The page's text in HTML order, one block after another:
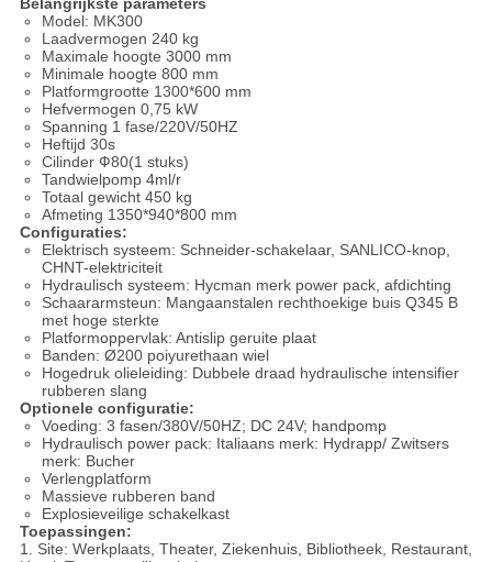
Belangrijkste parameters
Model: MK300
Laadvermogen 240 kg
Maximale hoogte 3000 mm
Minimale hoogte 800 mm
Platformgrootte 1300*600 mm
Hefvermogen 0,75 kW
Spanning 1 fase/220V/50HZ
Heftijd 30s
Cilinder Ф80(1 stuks)
Tandwielpomp 4ml/r
Totaal gewicht 450 kg
Afmeting 1350*940*800 mm
Configuraties:
Elektrisch systeem: Schneider-schakelaar, SANLICO-knop,
CHNT-elektriciteit
Hydraulisch systeem: Hycman merk power pack, afdichting
Schaararmsteun: Mangaanstalen rechthoekige buis Q345 B
met hoge sterkte
Platformoppervlak: Antislip geruite plaat
Banden: Ø200 poiyurethaan wiel
Hogedruk olieleiding: Dubbele draad hydraulische intensifier
rubberen slang
Optionele configuratie:
Voeding: 3 fasen/380V/50HZ; DC 24V; handpomp
Hydraulisch power pack: Italiaans merk: Hydrapp/ Zwitsers
merk: Bucher
Verlengplatform
Massieve rubberen band
Explosieveilige schakelkast
Toepassingen:
1. Site: Werkplaats, Theater, Ziekenhuis, Bibliotheek, Restaurant,